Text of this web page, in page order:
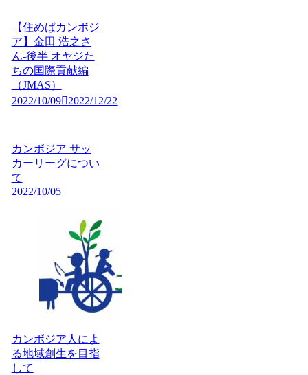
【住めばカンボジ
ア】金田 浩之さ
ん-後半 オヤジた
ちの国際貢献編
（JMAS）
2022/10/09
2022/12/22
カンボジア サッ
カーリーグについ
て
2022/10/05
カンボジア人によ
る地域創生を目指
して